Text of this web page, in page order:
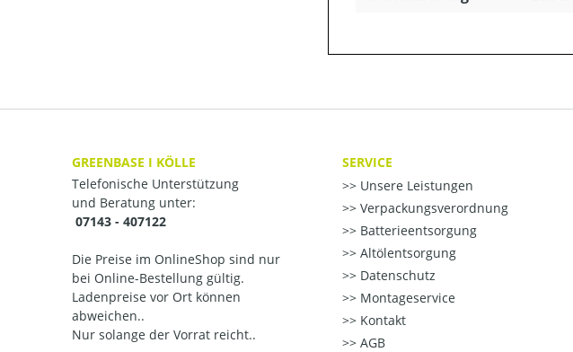
GREENBASE I KÖLLE
Telefonische Unterstützung
und Beratung unter:
07143 - 407122
Die Preise im OnlineShop sind nur
bei Online-Bestellung gültig.
Ladenpreise vor Ort können
abweichen..
Nur solange der Vorrat reicht..
SERVICE
Unsere Leistungen
Verpackungsverordnung
Batterieentsorgung
Altölentsorgung
Datenschutz
Montageservice
Kontakt
AGB